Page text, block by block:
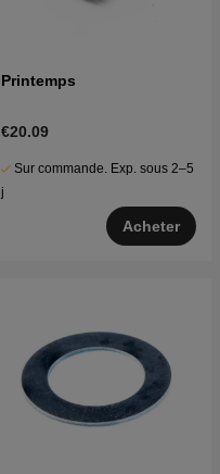
Printemps
€20.09
Sur commande. Exp. sous 2–5
j
Acheter